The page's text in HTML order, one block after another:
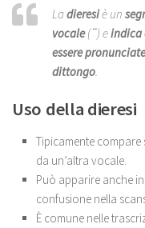
Ladieresiè un
vocale(¨) eindica
essere
dittongo
Uso della dieresi
Tipicamente compare
da un’altra vocale.
Può apparire anche
confusione nella
È comune nelle